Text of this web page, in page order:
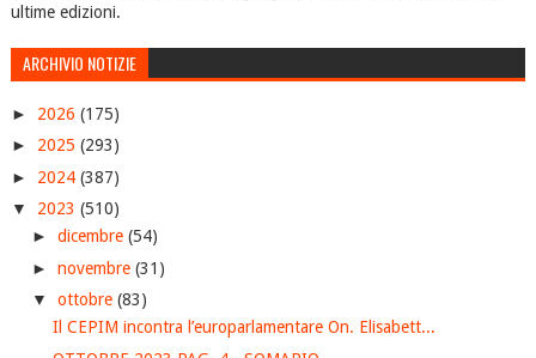
ultime edizioni.
ARCHIVIO NOTIZIE
► 2026 (175)
► 2025 (293)
► 2024 (387)
▼ 2023 (510)
► dicembre (54)
► novembre (31)
▼ ottobre (83)
Il CEPIM incontra l’europarlamentare On. Elisabett...